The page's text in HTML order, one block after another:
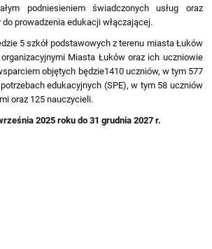
podniesieniem świadczonych usług oraz
prowadzenia edukacji włączającej.
5 szkół podstawowych z terenu miasta Łuków
Miasta Łuków oraz ich uczniowie
objętych będzie1410 uczniów, w tym 577
edukacyjnych (SPE), w tym 58 uczniów
oraz 125 nauczycieli.
2025 roku do 31 grudnia 2027 r.